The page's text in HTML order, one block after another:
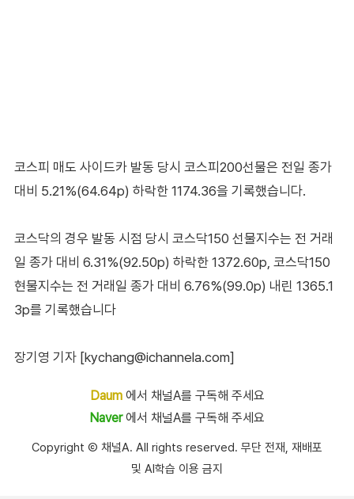
코스피 매도 사이드카 발동 당시 코스피200선물은 전일 종가
대비 5.21%(64.64p) 하락한 1174.36을 기록했습니다.
코스닥의 경우 발동 시점 당시 코스닥150 선물지수는 전 거래
일 종가 대비 6.31%(92.50p) 하락한 1372.60p, 코스닥150
현물지수는 전 거래일 종가 대비 6.76%(99.0p) 내린 1365.1
3p를 기록했습니다
장기영 기자 [kychang@ichannela.com]
Daum에서 채널A를 구독해 주세요
Naver에서 채널A를 구독해 주세요
Copyright Ⓒ 채널A. All rights reserved. 무단 전재, 재배포
및 AI학습 이용 금지